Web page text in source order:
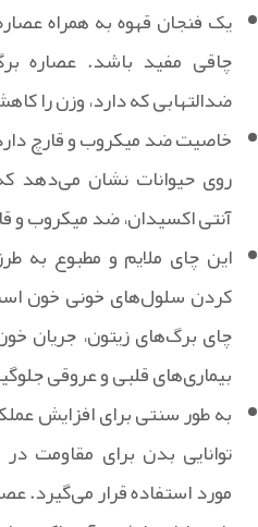
یک فنجان قهوه به همراه
چاقی مفید باشد. عصاره
ضدالتهابی که دارد، وزن را
خاصیت ضد میکروب و قارچ
روی حیوانات نشان می‌دهد
آنتی اکسیدان، ضد میکروب و
این چای ملایم و مطبوع به
کردن سلول‌های خونی خون
چای برگ‌های زیتون، جریان
بیماری‌های قلبی و عروقی
به طور سنتی برای افزایش
توانایی بدن برای مقاومت
مورد استفاده قرار می‌گیرد.